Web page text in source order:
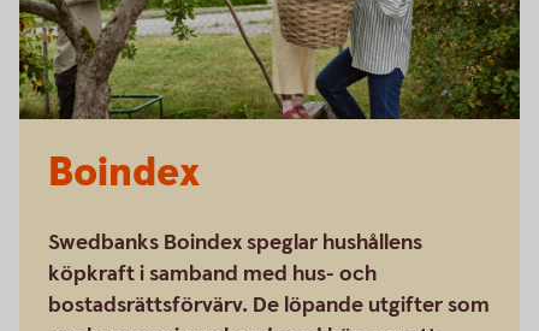
Boindex
Swedbanks Boindex speglar hushållens
köpkraft i samband med hus- och
bostadsrättsförvärv. De löpande utgifter som